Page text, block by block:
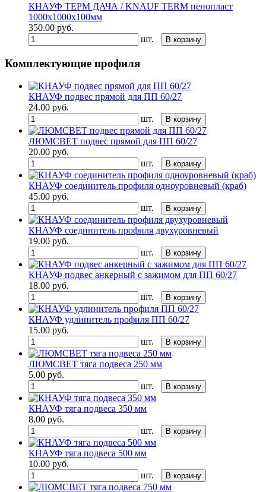
КНАУФ ТЕРМ ДАЧА / KNAUF TERM пенопласт
1000х1000х100мм
350.00 руб.
шт.
В корзину
Комплектующие профиля
КНАУФ подвес прямой для ПП 60/27
24.00 руб.
шт.
В корзину
ЛЮМСВЕТ подвес прямой для ПП 60/27
20.00 руб.
шт.
В корзину
КНАУФ соединитель профиля одноуровневый (краб)
45.00 руб.
шт.
В корзину
КНАУФ соединитель профиля двухуровневый
19.00 руб.
шт.
В корзину
КНАУФ подвес анкерный с зажимом для ПП 60/27
18.00 руб.
шт.
В корзину
КНАУФ удлинитель профиля ПП 60/27
15.00 руб.
шт.
В корзину
ЛЮМСВЕТ тяга подвеса 250 мм
5.00 руб.
шт.
В корзину
КНАУФ тяга подвеса 350 мм
8.00 руб.
шт.
В корзину
КНАУФ тяга подвеса 500 мм
10.00 руб.
шт.
В корзину